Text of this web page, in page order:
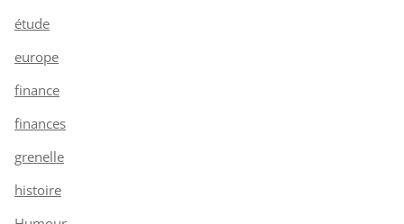
étude
europe
finance
finances
grenelle
histoire